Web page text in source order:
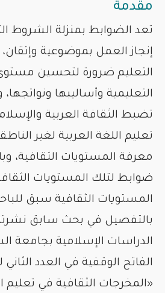
مقدمة
تعد الضوابط بمنزلة الشروط
إنجاز العمل بموضوعية
التعليم ضرورة لتحسين
التعليمية وأساليبها
تضبط الثقافة العربية
تعليم اللغة العربية لغير
معرفة المستويات الثقافية،
ضوابط لتلك المستويات
المستويات الثقافية سبق
بالتفصيل في بحث سابق
الدراسات الإسلامية بجامعة
«المخرجات الثقافية في تعليم